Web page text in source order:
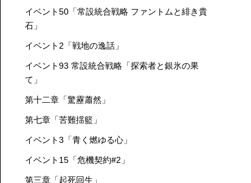
イベント50「常設統合戦略 ファントムと緋き貴
石」
イベント2「戦地の逸話」
イベント93 常設統合戦略「探索者と銀氷の果
て」
第十二章「驚靂蕭然」
第七章「苦難揺籃」
イベント3「青く燃ゆる心」
イベント15「危機契約#2」
第三章「起死回生」